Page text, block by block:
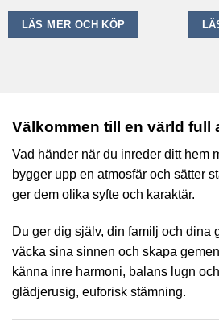
LÄS MER OCH KÖP
Välkommen till en värld full
Vad händer när du inreder ditt hem
bygger upp en atmosfär och sätter
ger dem olika syfte och karaktär.
Du ger dig själv, din familj och dina
väcka sina sinnen och skapa
känna inre harmoni, balans lugn
glädjerusig, euforisk stämning.